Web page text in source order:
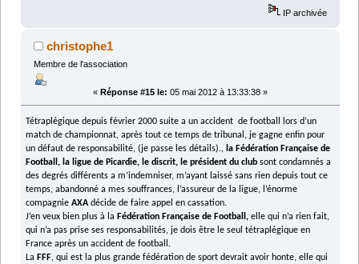
IP archivée
christophe1
Membre de l'association
« Réponse #15 le: 05 mai 2012 à 13:33:38 »
Tétraplégique depuis février 2000 suite a un accident de football lors d’un
match de championnat, après tout ce temps de tribunal, je gagne enfin pour
un défaut de responsabilité, (je passe les détails)., la Fédération Française de
Football, la ligue de Picardie, le discrit, le président du club sont condamnés a
des degrés différents a m’indemniser, m’ayant laissé sans rien depuis tout ce
temps, abandonné a mes souffrances, l’assureur de la ligue, l’énorme
compagnieAXAdécide de faire appel en cassation.
J’en veux bien plus à la Fédération Française de Football, elle qui n’a rien fait,
qui n’a pas prise ses responsabilités, je dois être le seul tétraplégique en
France après un accident de football.
La FFF, qui est la plus grande fédération de sport devrait avoir honte, elle qui